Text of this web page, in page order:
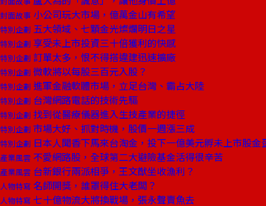
封面故事 小公司玩大市場，億萬金山有希望
特別企劃 五大領域、七顆金光燦爛明日之星
特別企劃 享受未上市投資三十倍獲利的快感
特別企劃 訂單太多，恨不得搭違建迅速擴廠
特別企劃 微軟將以每股三百元入股？
特別企劃 進軍金融軟體市場，立足台灣、霸占大陸
特別企劃 台灣網路電話的技術先驅
特別企劃 找到從醫療儀器進入生技產業的捷徑
特別企劃 市場大好、抓對時機，股價一週漲三成
特別企劃 日本人聞香下馬來台淘金，投下一億美元孵未上市股金
產業風雲 不愛網路股，全球第二大避險基金活得很辛苦
產業風雲 台新銀行兩派相爭，王文猷坐收漁利？
人物特寫 名師開獎，誰罩得住大老闆？
人物特寫 七十億物流大將換戰場，張永聲賣魚去